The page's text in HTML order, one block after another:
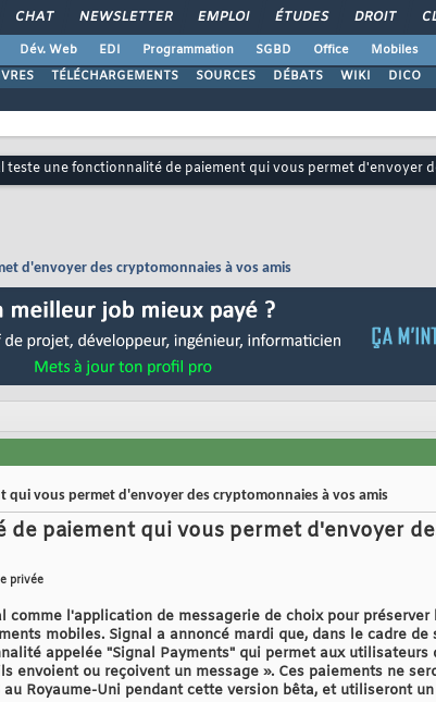
CHAT NEWSLETTER EMPLOI ÉTUDES DROIT
Dév. Web EDI Programmation SGBD Office Mobiles
TÉLÉCHARGEMENTS SOURCES DÉBATS WIKI DICO
teste une fonctionnalité de paiement qui vous permet d'envoyer
d'envoyer des cryptomonnaies à vos amis
qui vous permet d'envoyer des cryptomonnaies à vos amis
paiement qui vous permet d'envoyer
privée
comme l'application de messagerie de choix pour
mobiles. Signal a annoncé mardi que, dans le cadre
appelée "Signal Payments" qui permet aux utilisateurs
envoient ou reçoivent un message ». Ces paiements ne
Royaume-Uni pendant cette version bêta, et utiliseront